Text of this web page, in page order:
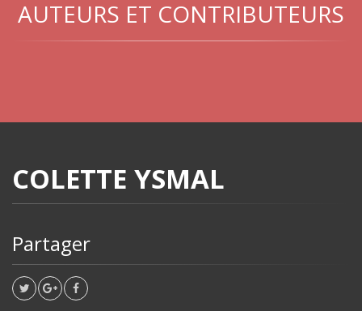
AUTEURS ET CONTRIBUTEURS
COLETTE YSMAL
Partager